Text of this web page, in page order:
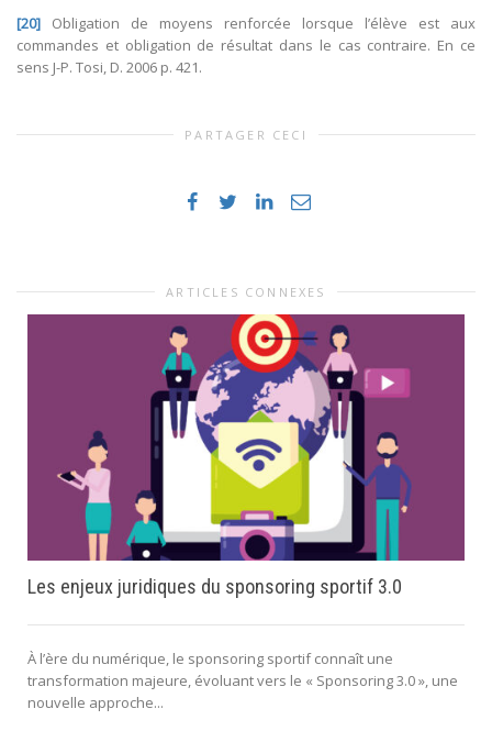
[20] Obligation de moyens renforcée lorsque l’élève est aux
commandes et obligation de résultat dans le cas contraire. En ce
sens J-P. Tosi, D. 2006 p. 421.
PARTAGER CECI
ARTICLES CONNEXES
Les enjeux juridiques du sponsoring sportif 3.0
À l’ère du numérique, le sponsoring sportif connaît une
transformation majeure, évoluant vers le « Sponsoring 3.0 », une
nouvelle approche...